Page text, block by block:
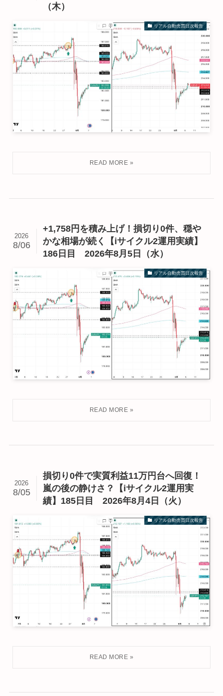
（木）
リアル自動売買日次報告
+1,758円を積み上げ！損切り0件、穏や
かな相場が続く【iサイクル2運用実績】
186日目 2026年8月5日（水）
2026
8/06
リアル自動売買日次報告
損切り0件で実質利益11万円台へ回復！
嵐の後の静けさ？【iサイクル2運用実
績】185日目 2026年8月4日（火）
2026
8/05
リアル自動売買日次報告